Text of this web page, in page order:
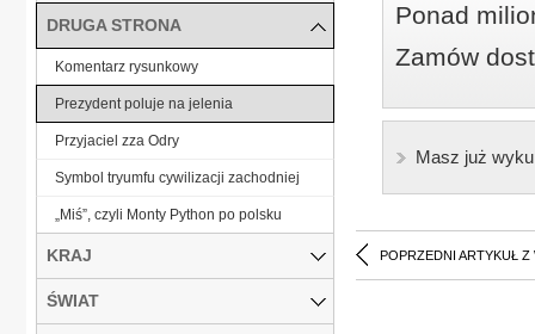
Ponad
Zamów
Masz już
POPRZEDNI ARTYKUŁ Z
DRUGA STRONA
Komentarz rysunkowy
Prezydent poluje na jelenia
Przyjaciel zza Odry
Symbol tryumfu cywilizacji zachodniej
„Miś”, czyli Monty Python po polsku
KRAJ
ŚWIAT